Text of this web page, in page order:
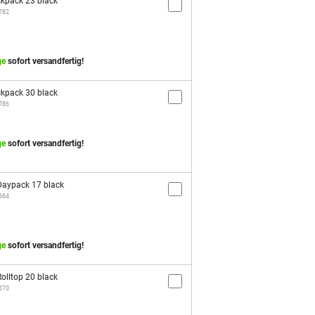
sofort versandfertig!
30 black
sofort versandfertig!
17 black
sofort versandfertig!
20 black